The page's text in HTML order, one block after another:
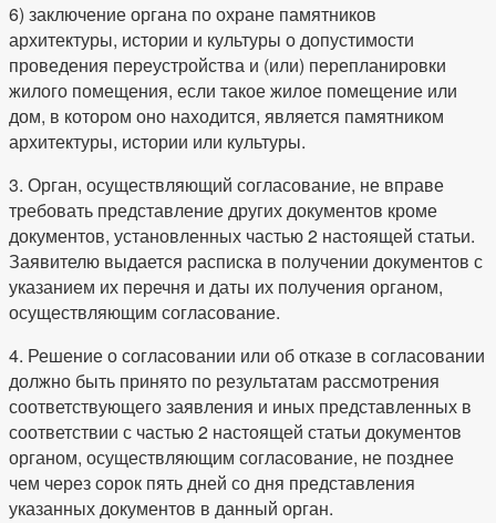
6) заключение органа по охране памятников
архитектуры, истории и культуры о допустимости
проведения переустройства и (или) перепланировки
жилого помещения, если такое жилое помещение или
дом, в котором оно находится, является памятником
архитектуры, истории или культуры.
3. Орган, осуществляющий согласование, не вправе
требовать представление других документов кроме
документов, установленных частью 2 настоящей статьи.
Заявителю выдается расписка в получении документов с
указанием их перечня и даты их получения органом,
осуществляющим согласование.
4. Решение о согласовании или об отказе в согласовании
должно быть принято по результатам рассмотрения
соответствующего заявления и иных представленных в
соответствии с частью 2 настоящей статьи документов
органом, осуществляющим согласование, не позднее
чем через сорок пять дней со дня представления
указанных документов в данный орган.